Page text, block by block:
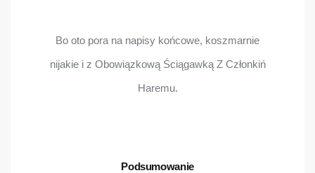
Bo oto pora na napisy końcowe, koszmarnie
nijakie i z Obowiązkową Ściągawką Z Członkiń
Haremu.
Podsumowanie